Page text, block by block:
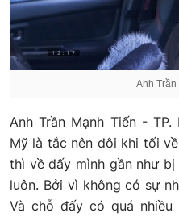
Anh Trần
Anh Trần Mạnh Tiến - TP.
Mỹ là tắc nên đôi khi tối
thì về đấy mình gần như
luôn. Bởi vì không có sự
Và chỗ đấy có quá